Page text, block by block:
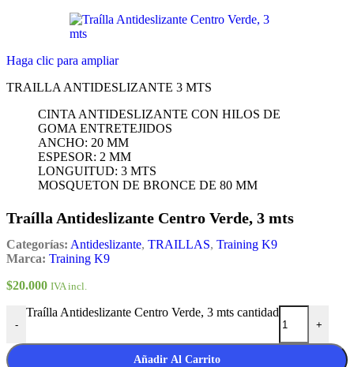
Haga clic para ampliar
TRAILLA ANTIDESLIZANTE 3 MTS
CINTA ANTIDESLIZANTE CON HILOS DE
GOMA ENTRETEJIDOS
ANCHO: 20 MM
ESPESOR: 2 MM
LONGUITUD: 3 MTS
MOSQUETON DE BRONCE DE 80 MM
Traílla Antideslizante Centro Verde, 3 mts
Categorías: Antideslizante, TRAILLAS, Training K9
Marca: Training K9
$20.000 IVA incl.
-
Traílla Antideslizante Centro Verde, 3 mts cantidad
+
Añadir Al Carrito